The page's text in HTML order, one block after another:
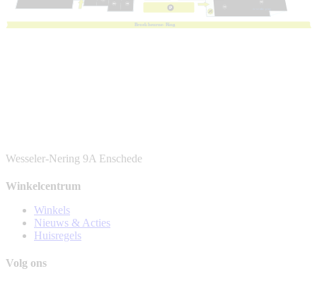
Broek heurne- R ing
Wesseler-Nering 9A Enschede
Winkelcentrum
Winkels
Nieuws & Acties
Huisregels
Volg ons